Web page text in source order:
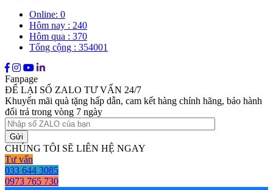
Online: 0
Hôm nay : 240
Hôm qua : 370
Tổng cộng : 354001
Fanpage
ĐỂ LẠI SỐ ZALO TƯ VẤN 24/7
Khuyến mãi quà tặng hấp dẫn, cam kết hàng chính hãng, bảo hành
đổi trả trong vòng 7 ngày
CHÚNG TÔI SẼ LIÊN HỆ NGAY
Tư vấn
033 644 3085
0973 765 730